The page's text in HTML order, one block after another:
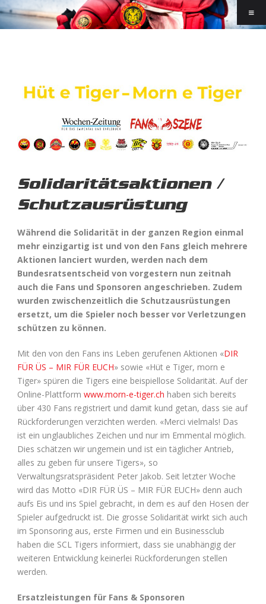
Solidaritätsaktionen /
Schutzausrüstung
Während die Solidarität in der ganzen Region einmal
mehr einzigartig ist und von den Fans gleich mehrere
Aktionen lanciert wurden, werden nach dem
Bundesratsentscheid von vorgestern nun zeitnah
auch die Fans und Sponsoren angeschrieben. Zudem
wurden zwischenzeitlich die Schutzausrüstungen
ersetzt, um die Spieler noch besser vor Verletzungen
schützen zu können.
Mit den von den Fans ins Leben gerufenen Aktionen «DIR
FÜR ÜS – MIR FÜR EUCH» sowie «Hüt e Tiger, morn e
Tiger» spüren die Tigers eine beispiellose Solidarität. Auf der
Online-Plattform www.morn-e-tiger.ch haben sich bereits
über 430 Fans registriert und damit kund getan, dass sie auf
Rückforderungen verzichten werden. «Merci vielmals! Das
ist ein unglaubliches Zeichen und nur im Emmental möglich.
Dies schätzen wir ungemein und ist ein täglicher Antrieb,
alles zu geben für unsere Tigers», so
Verwaltungsratspräsident Peter Jakob. Seit letzter Woche
wird das Motto «DIR FÜR ÜS – MIR FÜR EUCH» denn auch
aufs Eis und ins Spiel gebracht, in dem es auf den Hosen der
Spieler aufgedruckt ist. Die grosse Solidarität wirkt sich auch
im Sponsoring aus, erste Firmen und ein Businessclub
haben die SCL Tigers informiert, dass sie unabhängig der
weiteren Entwicklung keinerlei Rückforderungen stellen
werden.
Ersatzleistungen für Fans & Sponsoren